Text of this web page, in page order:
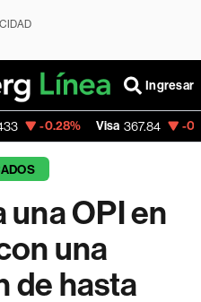
Ingresar
Visa 367.84 -0.19%
una OPI en
una
de hasta